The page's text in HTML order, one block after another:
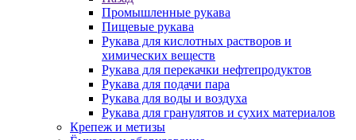
Промышленные рукава
Пищевые рукава
Рукава для кислотных растворов и
химических веществ
Рукава для перекачки нефтепродуктов
Рукава для подачи пара
Рукава для воды и воздуха
Рукава для гранулятов и сухих материалов
Крепеж и метизы